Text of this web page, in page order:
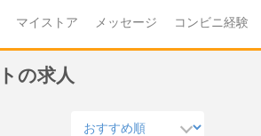
マイストア メッセージ コンビニ経験
の求人